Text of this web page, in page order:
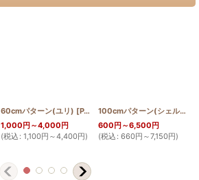
[PATTERN_T50_LILY]
60cmパターン(ユリ) [PATTERN_T60_LILY
]
1,000 円 ～4,000 円
(税込 : 1,100円 ～4,400円)
100cmパターン(シェルジンジャー)
600 円 ～6,500 円
(税込 : 660円 ～7,150円)